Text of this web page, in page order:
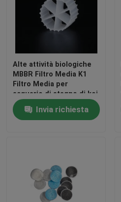
Medi filtranti in plastica
Biocell Filter Media
Medi filtranti K1
Medi filtranti Kaldnes
Medi filtranti a sfere BIO
Alte attività biologiche
MBBR Filtro Media K1
Filtro Media per
acquario di stagno di koi
Invia richiesta